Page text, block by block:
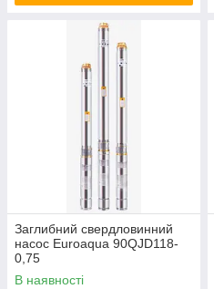
Заглибний свердловинний
насос Euroaqua 90QJD118-
0,75
В наявності